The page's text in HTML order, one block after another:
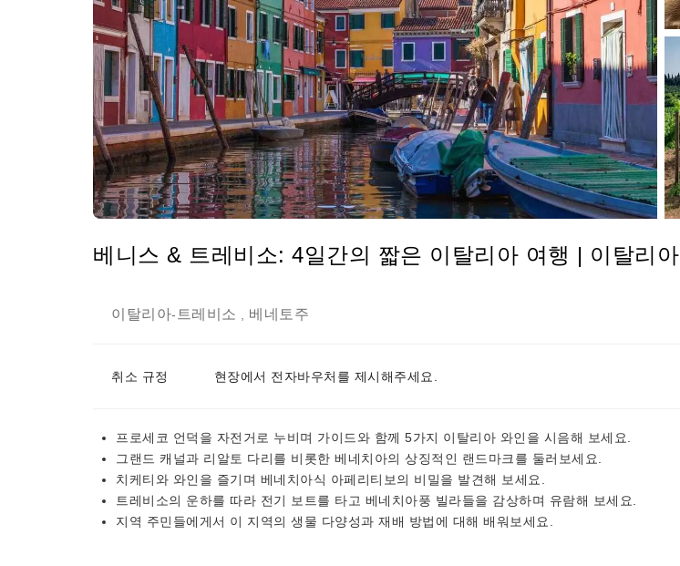
베니스 & 트레비소: 4일간의 짧은 이탈리아 여행 | 이탈리아
이탈리아- 트레비소 베네토주
취소 규정 현장에서 전자바우처를 제시해주세요.
프로세코 언덕을 자전거로 누비며 가이드와 함께 5가지 이탈리아 와인을 시음해 보세요.
그랜드 캐널과 리알토 다리를 비롯한 베네치아의 상징적인 랜드마크를 둘러보세요.
치케티와 와인을 즐기며 베네치아식 아페리티보의 비밀을 발견해 보세요.
트레비소의 운하를 따라 전기 보트를 타고 베네치아풍 빌라들을 감상하며 유람해 보세요.
지역 주민들에게서 이 지역의 생물 다양성과 재배 방법에 대해 배워보세요.